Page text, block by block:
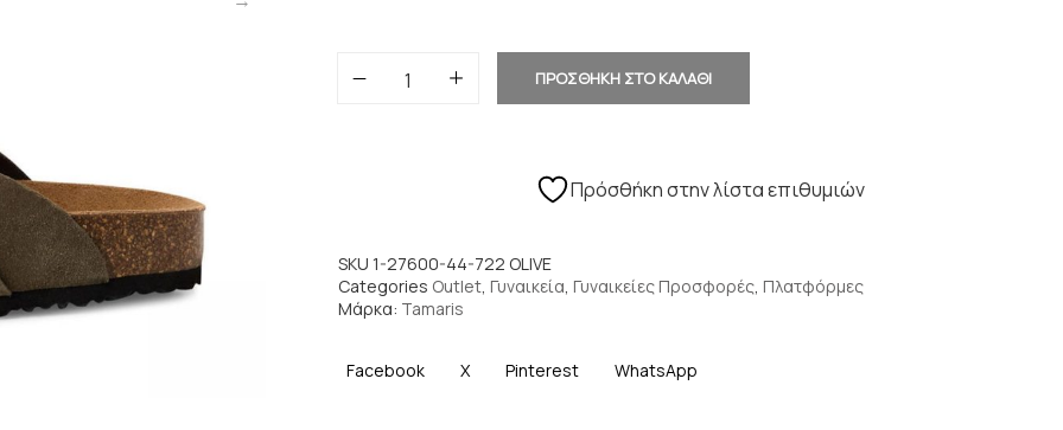
ΠΡΟΣΘΗΚΗ ΣΤΟ ΚΑΛΑΘΙ
Πρόσθήκη στην λίστα επιθυμιών
SKU 1-27600-44-722 OLIVE
Categories Outlet, Γυναικεία, Γυναικείες Προσφορές, Πλατφόρμες
Μάρκα: Tamaris
Facebook X Pinterest WhatsApp